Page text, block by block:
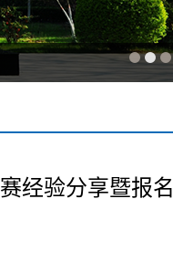
经验分享暨报名